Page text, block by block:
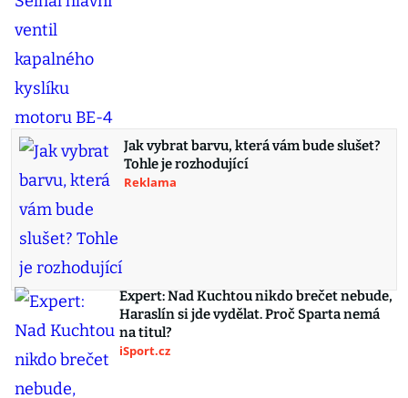
Jak vybrat barvu, která vám bude slušet?
Tohle je rozhodující
Reklama
Expert: Nad Kuchtou nikdo brečet nebude,
Haraslín si jde vydělat. Proč Sparta nemá
na titul?
iSport.cz